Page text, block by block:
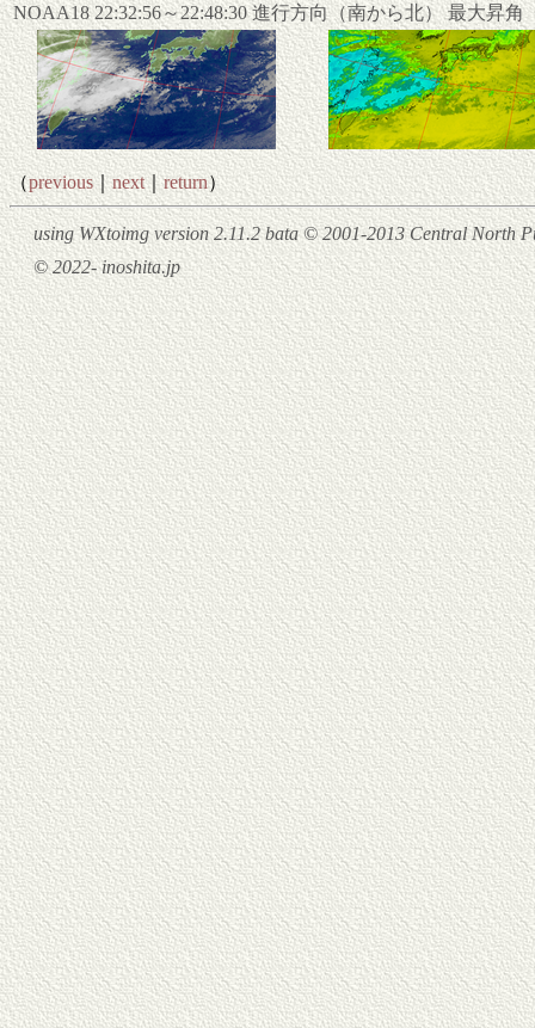
NOAA18 22:32:56～22:48:30 進行方向（南から北） 最大昇角
（previous｜next｜return）
using WXtoimg version 2.11.2 bata © 2001-2013 Central North
© 2022- inoshita.jp